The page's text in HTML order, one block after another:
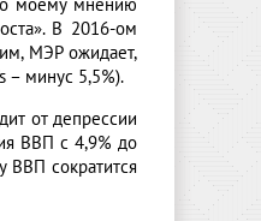
моему мнению
В 2016-ом
МЭР ожидает,
– минус 5,5%).
от депрессии
ВВП с 4,9% до
ВВП сократится